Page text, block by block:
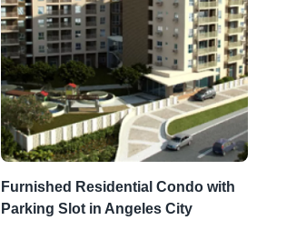
Furnished Residential Condo with
Parking Slot in Angeles City